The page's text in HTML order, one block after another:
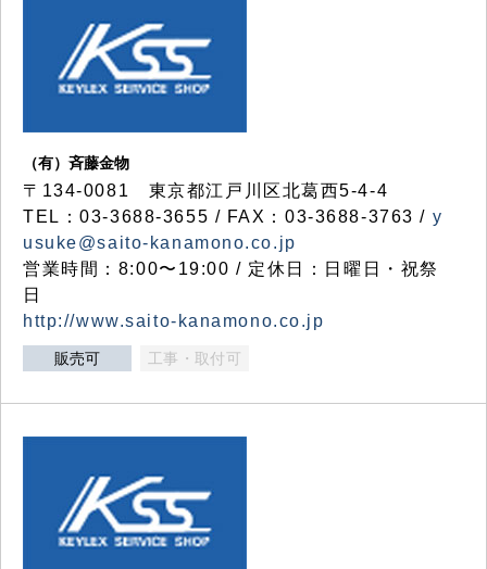
（有）斉藤金物
〒134-0081 東京都江戸川区北葛西5-4-4
TEL：03-3688-3655 / FAX：03-3688-3763 / y
usuke@saito-kanamono.co.jp
営業時間：8:00〜19:00 / 定休日：日曜日・祝祭
日
http://www.saito-kanamono.co.jp
販売可 工事・取付可